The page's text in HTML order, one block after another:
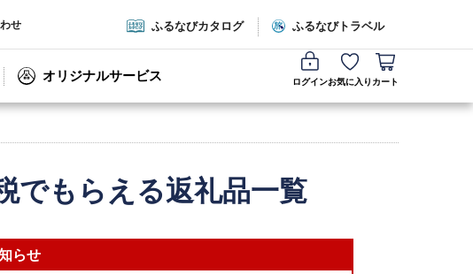
せ ふるなびカタログ ふるなびトラベル
オリジナルサービス ログインお気に入り カート
でもらえる返礼品一覧
らせ